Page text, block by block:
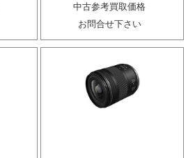
中古参考買取価格
お問合せ下さい